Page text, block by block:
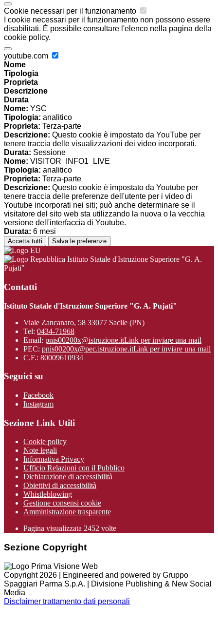
Cookie necessari per il funzionamento
I cookie necessari per il funzionamento non possono essere
disabilitati. È possibile consultare l'elenco nella pagina della
cookie policy.
youtube.com
Nome
Tipologia
Proprieta
Descrizione
Durata
Nome: YSC
Tipologia: analitico
Proprieta: Terza-parte
Descrizione: Questo cookie è impostato da YouTube per
tenere traccia delle visualizzazioni dei video incorporati.
Durata: Sessione
Nome: VISITOR_INFO1_LIVE
Tipologia: analitico
Proprieta: Terza-parte
Descrizione: Questo cookie è impostato da Youtube per
tenere traccia delle preferenze dell'utente per i video di
Youtube incorporati nei siti; può anche determinare se il
visitatore del sito web sta utilizzando la nuova o la vecchia
versione dell'interfaccia di Youtube.
Durata: 6 mesi
Accetta tutti Salva le preferenze
Istituto Statale d'Istruzione Superiore "G. A.
Pujati"
Contatti
Istituto Statale d'Istruzione Superiore "G. A. Pujati"
Viale Zancanaro, 58 33077 Sacile (PN)
Tel: 0434-71968
Email: pnis00200x@istruzione.itLink per inviare una mail
PEC: pnis00200x@pec.istruzione.itLink per inviare una mail
C.F.: 80009610934
Seguici su
Facebook
Instagram
Sezione Link Utili
Cookie policy
Note legali
Informativa Privacy
Ufficio Relazioni con il Pubblico
Dichiarazione di accessibilità
Obiettivi di accessibilità
Whistleblowing
Gestione consensi cookie
Amministrazione trasparente
Pagina visualizzata 2452 volte
Sezione Copyright
Copyright 2026 | Engineered and powered by Gruppo
Spaggiari Parma S.p.A. | Divisione Publishing & New Social
Media
Disclaimer trattamento dati personali